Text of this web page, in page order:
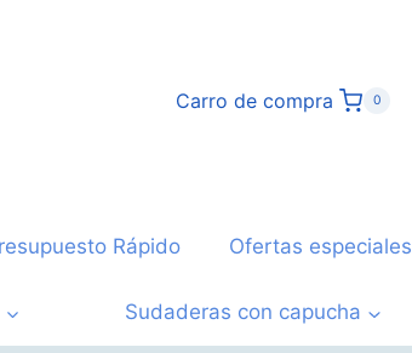
Carro de compra
0
Rápido Ofertas especiales
Sudaderas con capucha